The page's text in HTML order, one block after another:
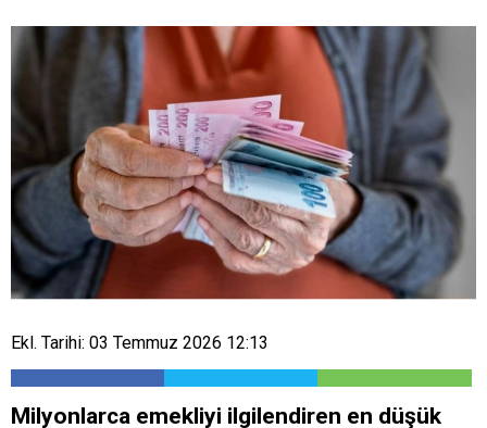
Ekl. Tarihi: 03 Temmuz 2026 12:13
Milyonlarca emekliyi ilgilendiren en düşük